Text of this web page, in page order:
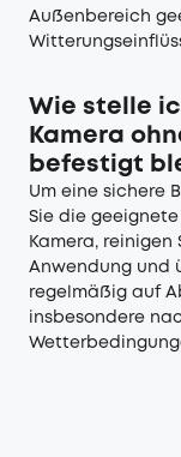
Außenbereich
Wie stelle
Kamera
befestigt
Um eine sichere
Sie die
Kamera,
Anwendung und
regelmäßig auf
insbesondere